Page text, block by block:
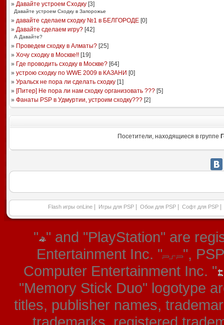
» Давайте устроем Сходку[3]
Давайте устроем Сходку в Запорожье
» давайте сделаем сходку №1 в БЕЛГОРОДЕ[0]
» Давайте сделаем игру?[42]
А Давайте?
» Проведем сходку в Алматы?[25]
» Хочу сходку в Москве!![19]
» Где проводить сходку в Москве?[64]
» устрою сходку по WWE 2009 в КАЗАНИ [0]
» Уральск не пора ли сделать сходку[1]
» [Питер] Не пора ли нам сходку организовать ???[5]
» Фанаты PSP в Удмуртии, устроим сходку???[2]
Посетители, находящиеся в группе
Flash игры onLine Игры для PSP Обои для PSP Софт для PSP
" " and "PlayStation" are
Entertainment Inc. "
",
Computer Entertainment Inc. "
"Memory Stick Duo" logotype
titles, publisher names,